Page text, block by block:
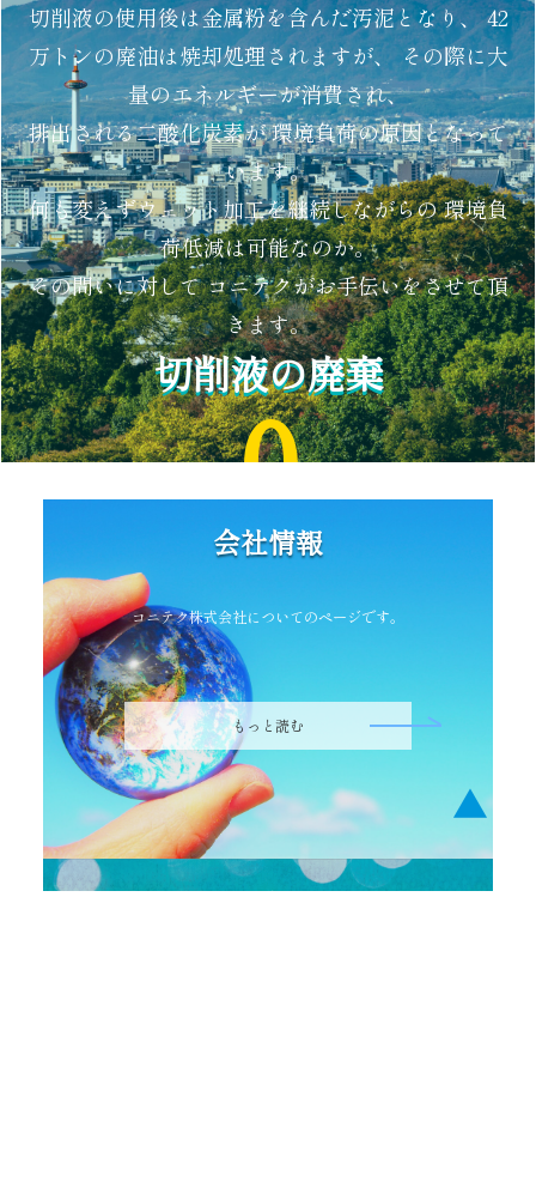
切削液の使用後は金属粉を含んだ汚泥となり、 42
万トンの廃油は焼却処理されますが、 その際に大
量のエネルギーが消費され、
排出される二酸化炭素が 環境負荷の原因となって
います。
何も変えずウェット加工を継続しながらの 環境負
荷低減は可能なのか。
その問いに対して コニテクがお手伝いをさせて頂
きます。
切削液の廃棄
0
を目指します
もっと読む
会社情報
コニテク株式会社についてのページです。
もっと読む
コラム
▲